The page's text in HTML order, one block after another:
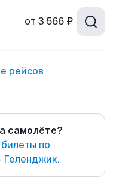
от 3 566 ₽
рейсов
самолёте?
по